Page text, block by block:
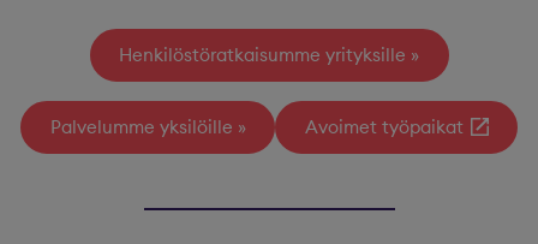
Henkilöstöratkaisumme yrityksille
Palvelumme yksilöille Avoimet työpaikat